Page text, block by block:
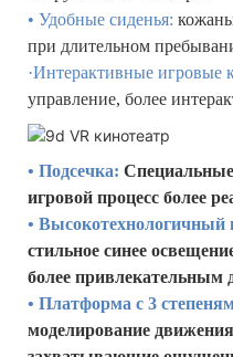
• Удобные сиденья:
при длительном
·Интерактивные игровые
управление, более
• Подсечка:
игровой процесс более
• Высокотехнологичный
стильное синее
более привлекательным
• Платформа с 3
моделирование